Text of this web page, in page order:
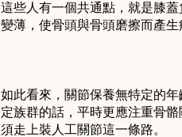
這些人有一個共通點，就是膝
變薄，使骨頭與骨頭磨擦而產生
如此看來，關節保養無特定的
定族群的話，平時更應注重骨
須走上裝人工關節這一條路。